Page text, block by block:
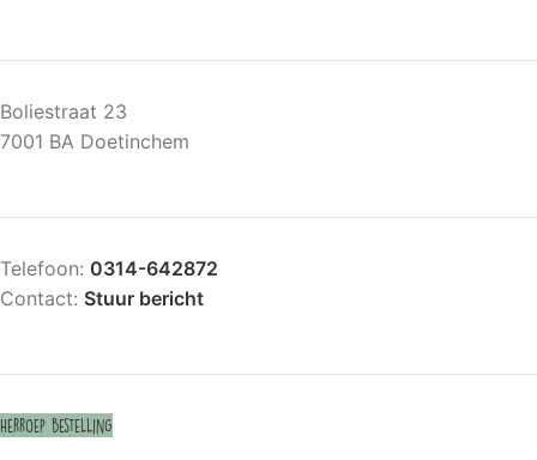
Boliestraat 23
7001 BA Doetinchem
Telefoon: 0314-642872
Contact: Stuur bericht
Herroep bestelling